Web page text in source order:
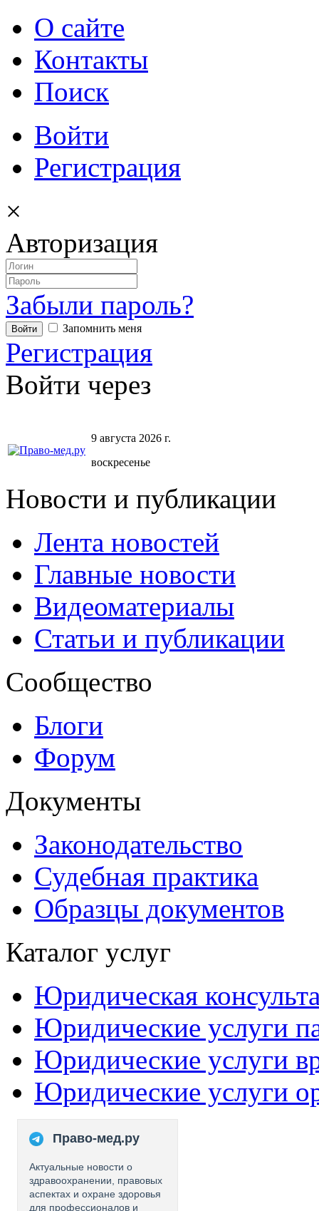
О сайте
Контакты
Поиск
Войти
Регистрация
×
Авторизация
Забыли пароль?
Запомнить меня
Регистрация
Войти через
9 августа 2026 г.
воскресенье
Новости и публикации
Лента новостей
Главные новости
Видеоматериалы
Статьи и публикации
Сообщество
Блоги
Форум
Документы
Законодательство
Судебная практика
Образцы документов
Каталог услуг
Юридическая
Юридические услуги
Юридические услуги
Юридические услуги
Право-мед.ру
Актуальные новости о
здравоохранении, правовых
аспектах и охране здоровья
для профессионалов и